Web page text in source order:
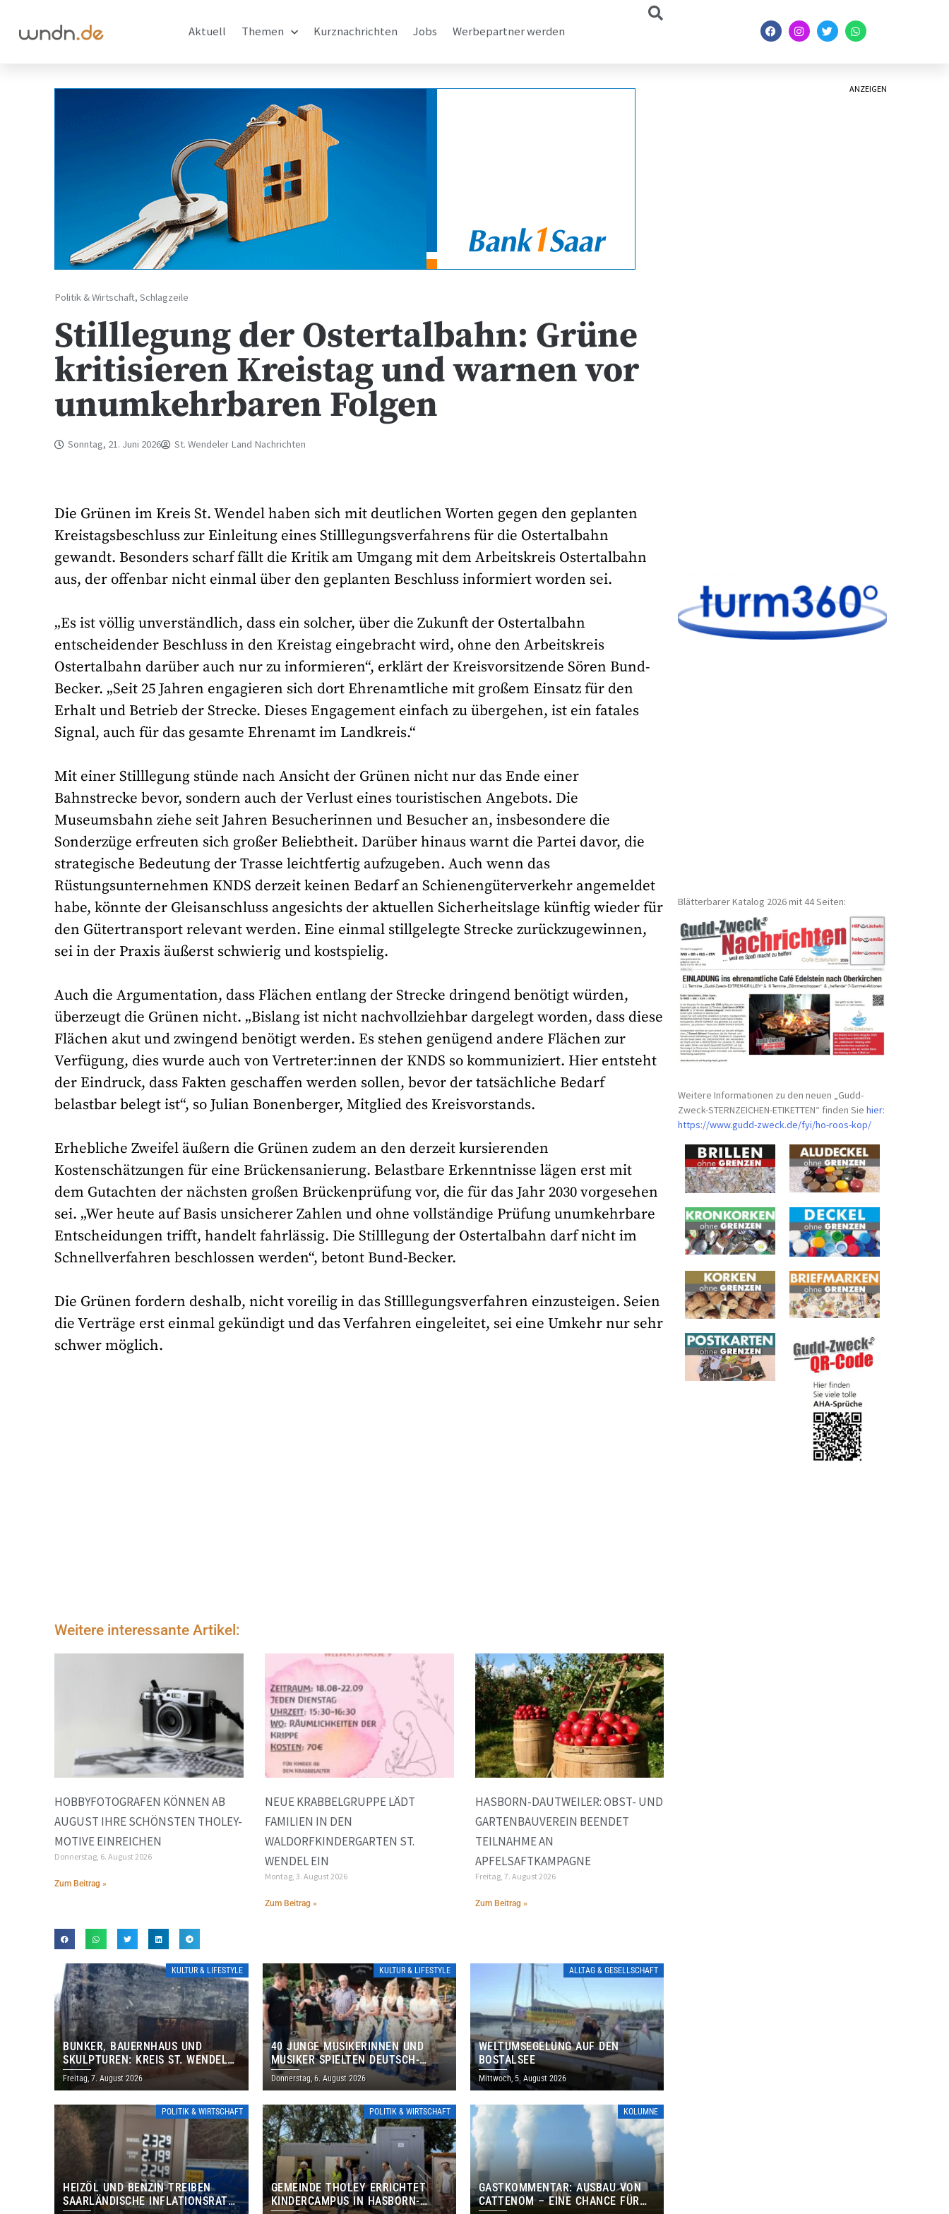
Aktuell Themen Kurznachrichten Jobs Werbepartner werden
Politik & Wirtschaft,Schlagzeile
Stilllegung der Ostertalbahn: Grüne
kritisieren Kreistag und warnen vor
unumkehrbaren Folgen
Sonntag, 21. Juni 2026 St. Wendeler Land Nachrichten
Die Grünen im Kreis St. Wendel haben sich mit deutlichen Worten gegen den geplanten
Kreistagsbeschluss zur Einleitung eines Stilllegungsverfahrens für die Ostertalbahn
gewandt. Besonders scharf fällt die Kritik am Umgang mit dem Arbeitskreis Ostertalbahn
aus, der offenbar nicht einmal über den geplanten Beschluss informiert worden sei.
„Es ist völlig unverständlich, dass ein solcher, über die Zukunft der Ostertalbahn
entscheidender Beschluss in den Kreistag eingebracht wird, ohne den Arbeitskreis
Ostertalbahn darüber auch nur zu informieren“, erklärt der Kreisvorsitzende Sören Bund-
Becker. „Seit 25 Jahren engagieren sich dort Ehrenamtliche mit großem Einsatz für den
Erhalt und Betrieb der Strecke. Dieses Engagement einfach zu übergehen, ist ein fatales
Signal, auch für das gesamte Ehrenamt im Landkreis.“
Mit einer Stilllegung stünde nach Ansicht der Grünen nicht nur das Ende einer
Bahnstrecke bevor, sondern auch der Verlust eines touristischen Angebots. Die
Museumsbahn ziehe seit Jahren Besucherinnen und Besucher an, insbesondere die
Sonderzüge erfreuten sich großer Beliebtheit. Darüber hinaus warnt die Partei davor, die
strategische Bedeutung der Trasse leichtfertig aufzugeben. Auch wenn das
Rüstungsunternehmen KNDS derzeit keinen Bedarf an Schienengüterverkehr angemeldet
habe, könnte der Gleisanschluss angesichts der aktuellen Sicherheitslage künftig wieder für
den Gütertransport relevant werden. Eine einmal stillgelegte Strecke zurückzugewinnen,
sei in der Praxis äußerst schwierig und kostspielig.
Auch die Argumentation, dass Flächen entlang der Strecke dringend benötigt würden,
überzeugt die Grünen nicht. „Bislang ist nicht nachvollziehbar dargelegt worden, dass diese
Flächen akut und zwingend benötigt werden. Es stehen genügend andere Flächen zur
Verfügung, dies wurde auch von Vertreter:innen der KNDS so kommuniziert. Hier entsteht
der Eindruck, dass Fakten geschaffen werden sollen, bevor der tatsächliche Bedarf
belastbar belegt ist“, so Julian Bonenberger, Mitglied des Kreisvorstands.
Erhebliche Zweifel äußern die Grünen zudem an den derzeit kursierenden
Kostenschätzungen für eine Brückensanierung. Belastbare Erkenntnisse lägen erst mit
dem Gutachten der nächsten großen Brückenprüfung vor, die für das Jahr 2030 vorgesehen
sei. „Wer heute auf Basis unsicherer Zahlen und ohne vollständige Prüfung unumkehrbare
Entscheidungen trifft, handelt fahrlässig. Die Stilllegung der Ostertalbahn darf nicht im
Schnellverfahren beschlossen werden“, betont Bund-Becker.
Die Grünen fordern deshalb, nicht voreilig in das Stilllegungsverfahren einzusteigen. Seien
die Verträge erst einmal gekündigt und das Verfahren eingeleitet, sei eine Umkehr nur sehr
schwer möglich.
Weitere interessante Artikel:
HOBBYFOTOGRAFEN KÖNNEN AB
AUGUST IHRE SCHÖNSTEN THOLEY-
MOTIVE EINREICHEN
Donnerstag, 6. August 2026
Zum Beitrag »
NEUE KRABBELGRUPPE LÄDT
FAMILIEN IN DEN
WALDORFKINDERGARTEN ST.
WENDEL EIN
Montag, 3. August 2026
Zum Beitrag »
HASBORN-DAUTWEILER: OBST- UND
GARTENBAUVEREIN BEENDET
TEILNAHME AN
APFELSAFTKAMPAGNE
Freitag, 7. August 2026
Zum Beitrag »
KULTUR & LIFESTYLE
BUNKER, BAUERNHAUS UND
SKULPTUREN: KREIS ST. WENDEL
LÄDT ZUM TAG DES OFFENEN
DENKMALS EIN
Freitag, 7. August 2026
KULTUR & LIFESTYLE
40 JUNGE MUSIKERINNEN UND
MUSIKER SPIELTEN DEUTSCH-
BRASILIANISCHES PROGRAMM IN
THOLEY
Donnerstag, 6. August 2026
ALLTAG & GESELLSCHAFT
WELTUMSEGELUNG AUF DEN
BOSTALSEE
Mittwoch, 5. August 2026
POLITIK & WIRTSCHAFT
HEIZÖL UND BENZIN TREIBEN
SAARLÄNDISCHE INFLATIONSRATE
POLITIK & WIRTSCHAFT
GEMEINDE THOLEY ERRICHTET
KINDERCAMPUS IN HASBORN-
KOLUMNE
GASTKOMMENTAR: AUSBAU VON
CATTENOM – EINE CHANCE FÜR
ANZEIGEN
Blätterbarer Katalog 2026 mit 44 Seiten:
Weitere Informationen zu den neuen „Gudd-
Zweck-STERNZEICHEN-ETIKETTEN“ finden Siehier:
https://www.gudd-zweck.de/fyi/ho-roos-kop/